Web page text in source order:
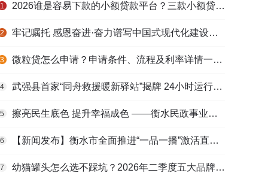
1 2026谁是容易下款的小额贷款平台？三款小额贷款产品全面对比
2 牢记嘱托 感恩奋进·奋力谱写中国式现代化建设河北篇章丨做强特色产业 壮大县域经济
3 微粒贷怎么申请？申请条件、流程及利率详情一文看懂
4 武强县首家“同舟救援暖新驿站”揭牌 24小时运行守护户外劳动者
5 擦亮民生底色 提升幸福成色 ——衡水民政事业高质量发展综述
6 【新闻发布】衡水市全面推进“一品一播”激活直播电商发展新动能
7 幼猫罐头怎么选不踩坑？2026年二季度五大品牌肠胃适配营养安全